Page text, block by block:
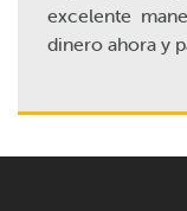
excelente
dinero ahora y